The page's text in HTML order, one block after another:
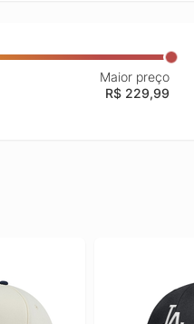
Maior preço
R$ 229,99